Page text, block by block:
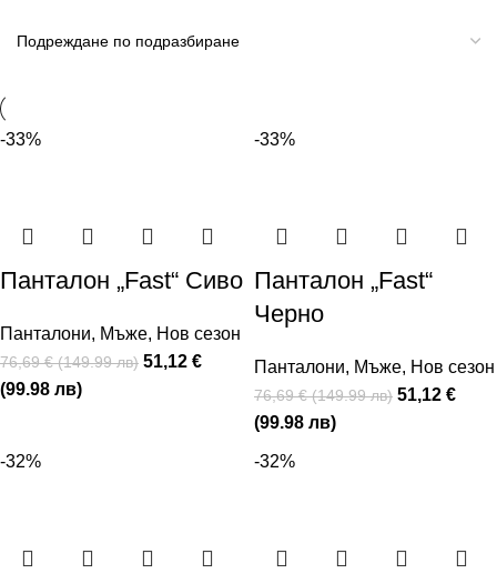
-33%
Панталон „Fast“ Сиво
Панталони, Мъже, Нов сезон
76,69 € (149.99 лв) 51,12 €
(99.98 лв)
-33%
Панталон „Fast“
Черно
Панталони, Мъже, Нов сезон
76,69 € (149.99 лв) 51,12 €
(99.98 лв)
-32% -32%